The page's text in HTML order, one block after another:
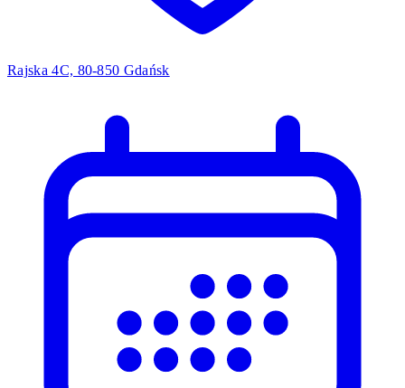
Rajska 4C, 80-850 Gdańsk